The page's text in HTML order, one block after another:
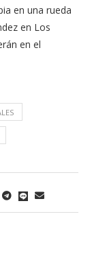
en una rueda
en Los
en el